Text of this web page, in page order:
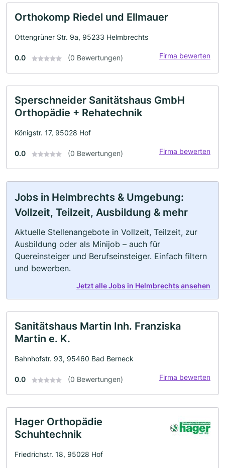
Orthokomp Riedel und Ellmauer
Ottengrüner Str. 9a, 95233 Helmbrechts
0.0 (0 Bewertungen) Firma bewerten
Sperschneider Sanitätshaus GmbH
Orthopädie + Rehatechnik
Königstr. 17, 95028 Hof
0.0 (0 Bewertungen) Firma bewerten
Jobs in Helmbrechts & Umgebung:
Vollzeit, Teilzeit, Ausbildung & mehr
Aktuelle Stellenangebote in Vollzeit, Teilzeit, zur
Ausbildung oder als Minijob – auch für
Quereinsteiger und Berufseinsteiger. Einfach filtern
und bewerben.
Jetzt alle Jobs in Helmbrechts ansehen
Sanitätshaus Martin Inh. Franziska
Martin e. K.
Bahnhofstr. 93, 95460 Bad Berneck
0.0 (0 Bewertungen) Firma bewerten
Hager Orthopädie
Schuhtechnik
Friedrichstr. 18, 95028 Hof